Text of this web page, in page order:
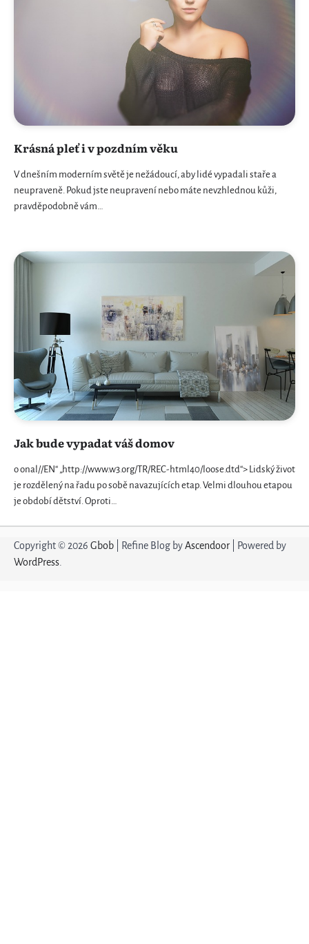
Krásná pleť i v pozdním věku
V dnešním moderním světě je nežádoucí, aby lidé vypadali staře a
neupraveně. Pokud jste neupravení nebo máte nevzhlednou kůži,
pravděpodobně vám…
Jak bude vypadat váš domov
o onal//EN“ „http://www.w3.org/TR/REC-html40/loose.dtd“> Lidský život
je rozdělený na řadu po sobě navazujících etap. Velmi dlouhou etapou
je období dětství. Oproti…
Copyright © 2026 Gbob | Refine Blog byAscendoor | Powered by
WordPress